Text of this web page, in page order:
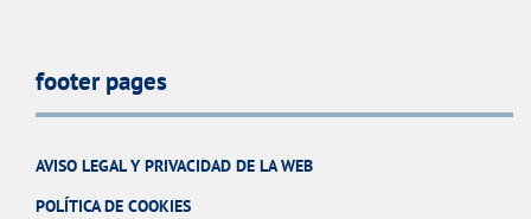
footer pages
AVISO LEGAL Y PRIVACIDAD DE LA WEB
POLÍTICA DE COOKIES